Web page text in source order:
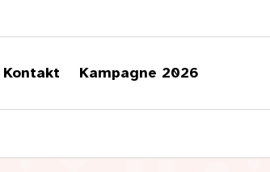
Kontakt Kampagne 2026